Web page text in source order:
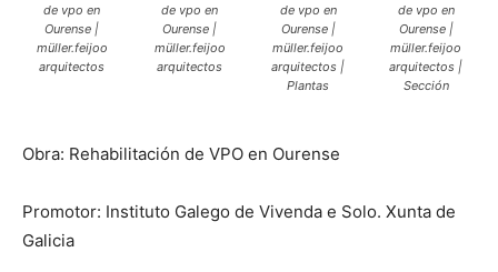
de vpo en
Ourense |
müller.feijoo
arquitectos
de vpo en
Ourense |
müller.feijoo
arquitectos
de vpo en
Ourense |
müller.feijoo
arquitectos |
Plantas
de vpo en
Ourense |
müller.feijoo
arquitectos |
Sección
Obra: Rehabilitación de VPO en Ourense
Promotor: Instituto Galego de Vivenda e Solo. Xunta de
Galicia